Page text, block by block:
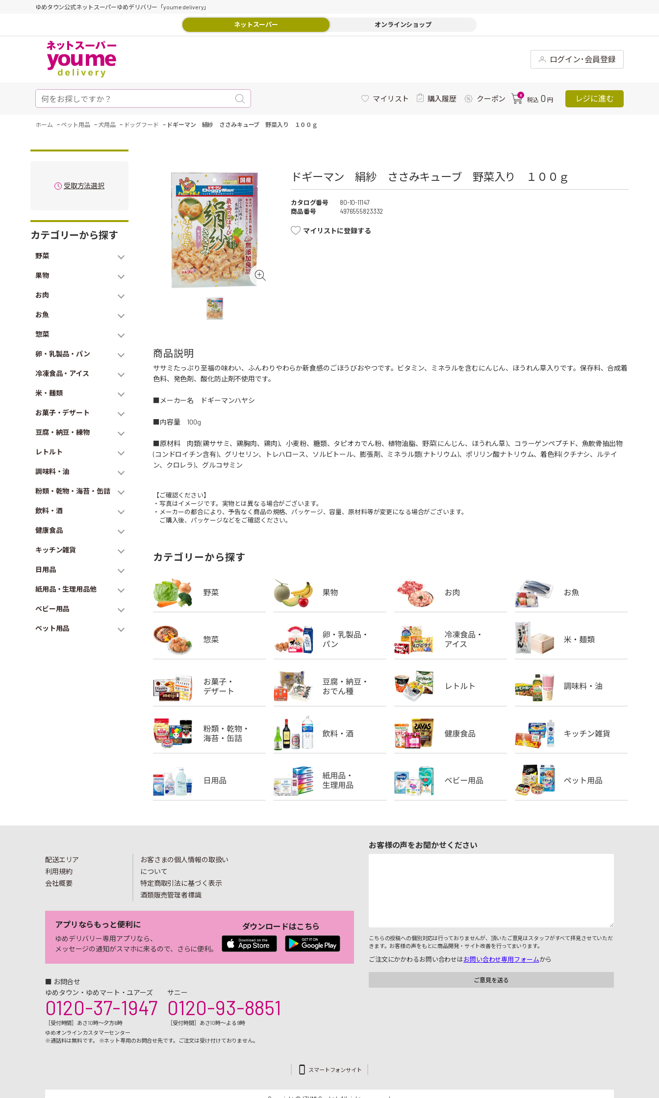
ゆめタウン公式ネットスーパーゆめデリバリー「youme delivery」
ネットスーパー オンラインショップ
ログイン･会員登録
マイリスト 購入履歴 クーポン 0
税込 0 円 レジに進む
ホーム - ペット用品 - 犬用品 - ドッグフード - ドギーマン 絹紗 ささみキューブ 野菜入り １００ｇ
受取方法選択
カテゴリーから探す
野菜
果物
お肉
お魚
惣菜
卵・乳製品・パン
冷凍食品・アイス
米・麺類
お菓子・デザート
豆腐・納豆・練物
レトルト
調味料・油
粉類・乾物・海苔・缶詰
飲料・酒
健康食品
キッチン雑貨
日用品
紙用品・生理用品他
ベビー用品
ペット用品
ドギーマン 絹紗 ささみキューブ 野菜入り １００ｇ
カタログ番号
80-10-11147
商品番号
4976555823332
マイリストに登録する
商品説明
ササミたっぷり至福の味わい、ふんわりやわらか新食感のごほうびおやつです。ビタミン、ミネラルを含むにんじん、ほうれん草入りです。保存料、合成着
色料、発色剤、酸化防止剤不使用です。
■メーカー名 ドギーマンハヤシ
■内容量 100g
■原材料 肉類(鶏ササミ、鶏胸肉、鶏肉)、小麦粉、糖類、タピオカでん粉、植物油脂、野菜(にんじん、ほうれん草)、コラーゲンペプチド、魚軟骨抽出物
(コンドロイチン含有)、グリセリン、トレハロース、ソルビトール、膨張剤、ミネラル類(ナトリウム)、ポリリン酸ナトリウム、着色料(クチナシ、ルテイ
ン、クロレラ)、グルコサミン
【ご確認ください】
・写真はイメージです。実物とは異なる場合がございます。
・メーカーの都合により、予告なく商品の規格、パッケージ、容量、原材料等が変更になる場合がございます。
ご購入後、パッケージなどをご確認ください。
カテゴリーから探す
配送エリア
利用規約
会社概要
お客さまの個人情報の取扱い
について
特定商取引法に基づく表示
酒類販売管理者標識
アプリならもっと便利に
ゆめデリバリー専用アプリなら、
メッセージの通知がスマホに来るので、さらに便利。
ダウンロードはこちら
■ お問合せ
ゆめタウン・ゆめマート・ユアーズ
0120-37-1947
［受付時間］あさ10時～夕方6時
サニー
0120-93-8851
［受付時間］あさ10時～よる9時
ゆめオンラインカスタマーセンター
※通話料は無料です。 ※ネット専用のお問合せ先です。ご注文は受け付けておりません。
お客様の声をお聞かせください
こちらの投稿への個別対応は行っておりませんが、頂いたご意見はスタッフがすべて拝見させていただ
きます。お客様の声をもとに商品開発・サイト改善を行ってまいります。
ご注文にかかわるお問い合わせはお問い合わせ専用フォームから
スマートフォンサイト